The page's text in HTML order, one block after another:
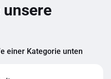
unsere
einer Kategorie unten